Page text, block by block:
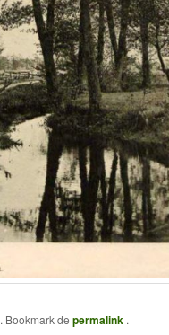
. Bookmark de permalink .